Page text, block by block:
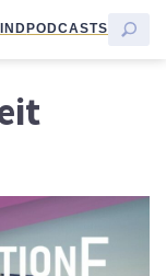
PODCASTS